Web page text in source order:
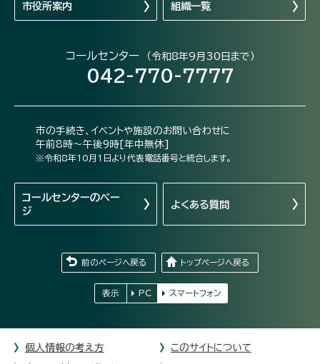
市役所案内 組織一覧
コールセンター （令和8年9月30日まで）
042-770-7777
市の手続き、イベントや施設のお問い合わせに
午前8時～午後9時[年中無休]
※令和8年10月1日より代表電話番号と統合します。
コールセンターのペー
ジ
よくある質問
前のページへ戻る トップページへ戻る
表示 PC スマートフォン
個人情報の考え方 このサイトについて